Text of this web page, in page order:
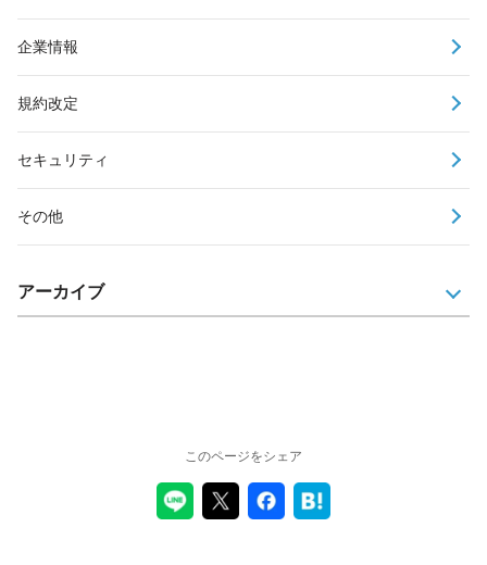
企業情報
規約改定
セキュリティ
その他
アーカイブ
このページをシェア